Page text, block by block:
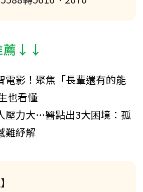
薦↓↓
電影！聚焦「長輩還有的能
也看懂
壓力大…醫點出3大困境：孤
難紓解